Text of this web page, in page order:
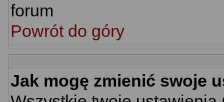
forum
Powrót do góry
Jak mogę zmienić swoje